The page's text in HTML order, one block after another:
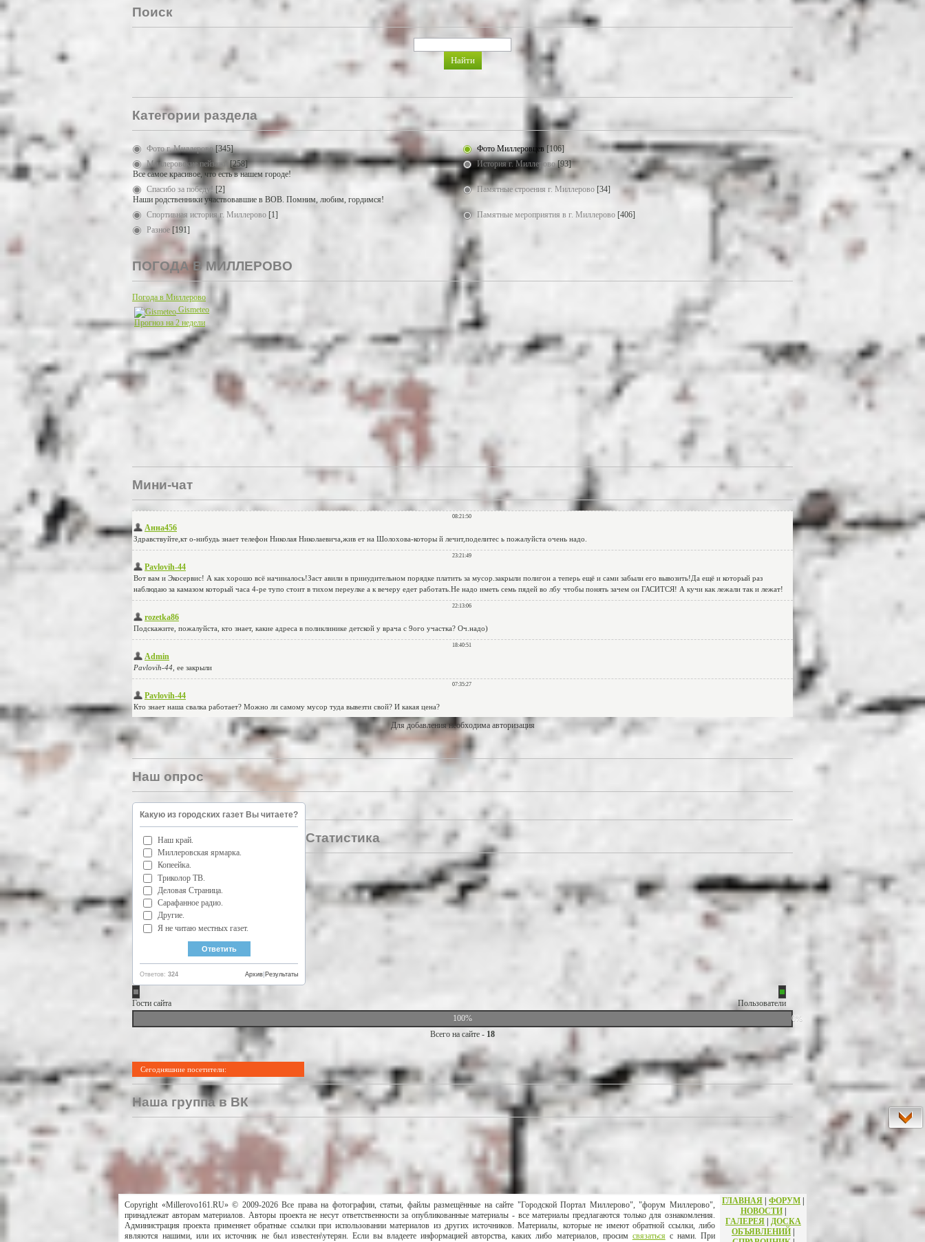
Поиск
Категории раздела
Фото г. Миллерово [345] Фото Миллеровцев [106]
Миллеровские пейзажи
[258]
Все самое красивое, что есть в нашем городе!
История г. Миллерово [93]
Спасибо за победу!
[2]
Наши родственники участвовавшие в ВОВ. Помним, любим, гордимся!
Памятные строения г. Миллерово [34]
Спортивная история г. Миллерово [1] Памятные мероприятия в г. Миллерово [406]
Разное [191]
ПОГОДА В МИЛЛЕРОВО
Погода в Миллерово
Gismeteo
Прогноз на 2 недели
Мини-чат
Для добавления необходима авторизация
Наш опрос
Какую из городских газет Вы читаете?
Наш край.
Миллеровская ярмарка.
Копеейка.
Триколор ТВ.
Деловая Страница.
Сарафанное радио.
Другие.
Я не читаю местных газет.
Ответов: 324 Результаты
Архив
Статистика
Гости сайта
Пользователи
100%
0%
Всего на сайте - 18
Сегодняшние посетители:
Наша группа в ВК
Copyright «Millerovo161.RU» © 2009-2026 Все права на фотографии, статьи, файлы размещённые на сайте "Городской Портал Миллерово", "форум Миллерово",
принадлежат авторам материалов. Авторы проекта не несут ответственности за опубликованные материалы - все материалы предлагаются только для ознакомления.
Администрация проекта применяет обратные ссылки при использовании материалов из других источников. Материалы, которые не имеют обратной ссылки, либо
являются нашими, или их источник не был известен\утерян. Если вы владеете информацией авторства, каких либо материалов, просим связатьсяс нами. При
ГЛАВНАЯ | ФОРУМ |
НОВОСТИ|
ГАЛЕРЕЯ | ДОСКА
ОБЪЯВЛЕНИЙ |